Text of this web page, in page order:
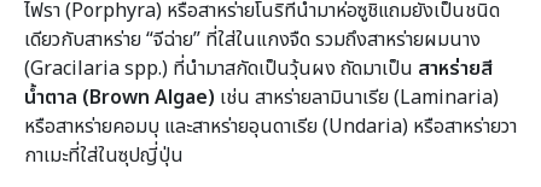
ไฟรา (Porphyra) หรือสาหร่ายโนริที่นำมาห่อซูชิแถมยังเป็นชนิด
เดียวกับสาหร่าย “จีฉ่าย” ที่ใส่ในแกงจืด รวมถึงสาหร่ายผมนาง
(Gracilaria spp.) ที่นำมาสกัดเป็นวุ้นผง ถัดมาเป็น สาหร่ายสี
น้ำตาล (Brown Algae) เช่น สาหร่ายลามินาเรีย (Laminaria)
หรือสาหร่ายคอมบุ และสาหร่ายอุนดาเรีย (Undaria) หรือสาหร่ายวา
กาเมะที่ใส่ในซุปญี่ปุ่น